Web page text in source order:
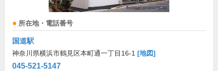
所在地・電話番号
国道駅
神奈川県横浜市鶴見区本町通一丁目16-1 [地図]
045-521-5147